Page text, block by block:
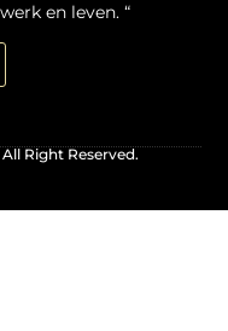
en leven. “
All Right Reserved.